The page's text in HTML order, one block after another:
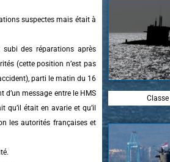
suspectes mais était à
des réparations après
(cette position n’est pas
parti le matin du 16
d’un message entre le HMS
était en avarie et qu’il
les autorités françaises et